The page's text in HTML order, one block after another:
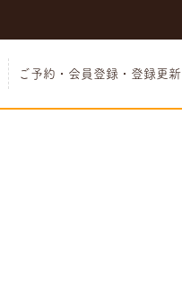
ご予約・会員登録・登録更新